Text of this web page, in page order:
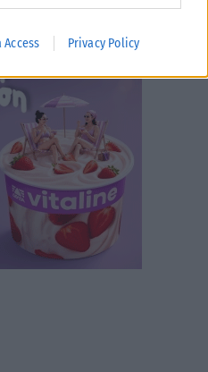
Access Privacy Policy